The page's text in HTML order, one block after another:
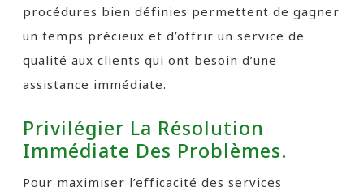
procédures bien définies permettent de gagner
un temps précieux et d’offrir un service de
qualité aux clients qui ont besoin d’une
assistance immédiate.
Privilégier La Résolution
Immédiate Des Problèmes.
Pour maximiser l’efficacité des services